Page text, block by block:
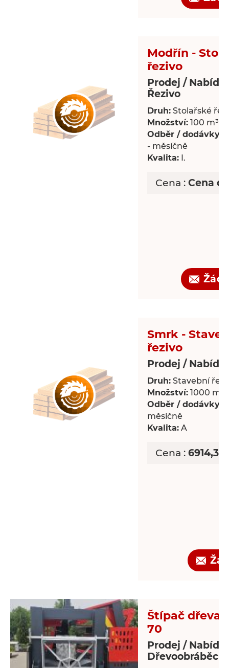
Modřín -
řezivo
Prodej /
Řezivo
Druh: Stolařské
Množství: 100 m³
Odběr / dodávky:
- měsíčně
Kvalita: I.
Cena : Cena
Smrk -
řezivo
Prodej /
Druh: Stavební
Množství: 1000 m³
Odběr / dodávky:
měsíčně
Kvalita: A
Cena : 6914,39
Štípač dřeva -
70
Prodej /
Dřevoobráběcí